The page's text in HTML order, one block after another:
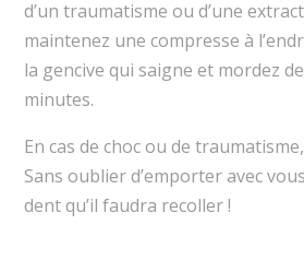
d’un traumatisme ou d’une
maintenez une compresse à
la gencive qui saigne et mordez
minutes.
En cas de choc ou de
Sans oublier d’emporter avec
dent qu’il faudra recoller !